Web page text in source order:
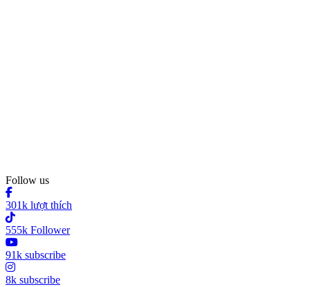
Follow us
301k lượt thích
555k Follower
91k subscribe
8k subscribe